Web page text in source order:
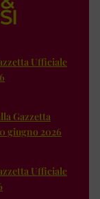
Ufficiale
Gazzetta
giugno 2026
Ufficiale